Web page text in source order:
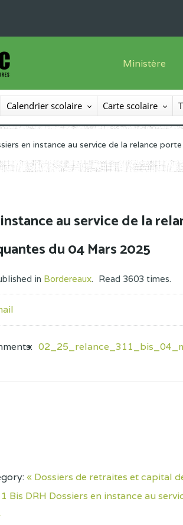
Ministère
Le Ministre
Le SEESEN
Inspection
Calendrier scolaire Carte scolaire
en instance au service de la relance
au service de la
du 04 Mars 2025
in Bordereaux. Read 3603 times.
« Dossiers de retraites et capital
Bis DRH Dossiers en instance au